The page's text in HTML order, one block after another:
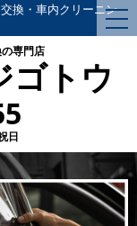
換・車内クリーニン
専門店
ゴトウ
日